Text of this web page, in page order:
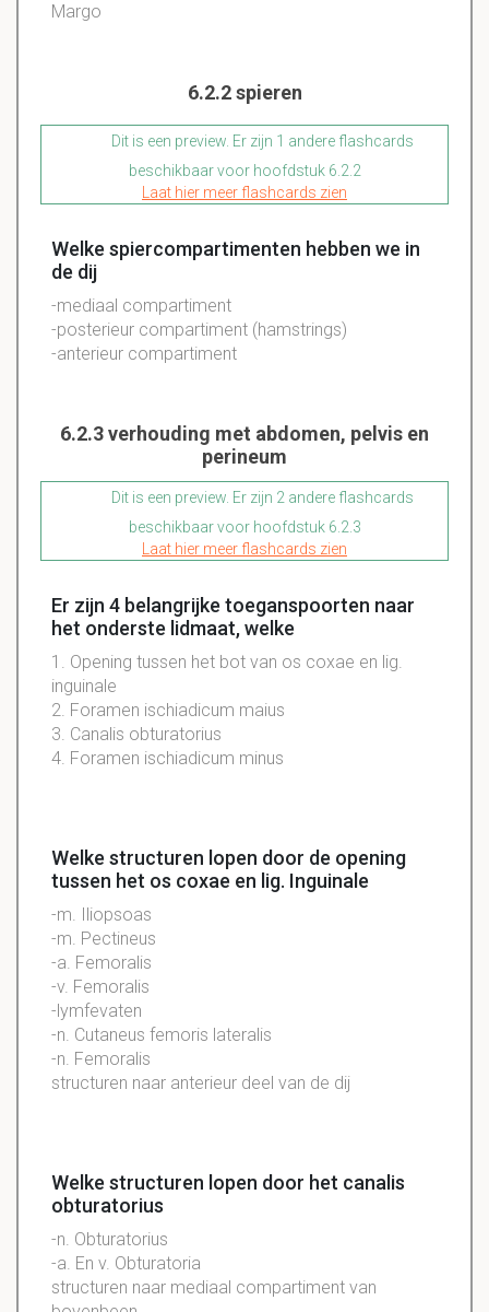
Margo
6.2.2 spieren
Dit is een preview. Er zijn 1 andere flashcards
beschikbaar voor hoofdstuk 6.2.2
Laat hier meer flashcards zien
Welke spiercompartimenten hebben we in
de dij
-mediaal compartiment
-posterieur compartiment (hamstrings)
-anterieur compartiment
6.2.3 verhouding met abdomen, pelvis en
perineum
Dit is een preview. Er zijn 2 andere flashcards
beschikbaar voor hoofdstuk 6.2.3
Laat hier meer flashcards zien
Er zijn 4 belangrijke toeganspoorten naar
het onderste lidmaat, welke
1. Opening tussen het bot van os coxae en lig.
inguinale
2. Foramen ischiadicum maius
3. Canalis obturatorius
4. Foramen ischiadicum minus
Welke structuren lopen door de opening
tussen het os coxae en lig. Inguinale
-m. Iliopsoas
-m. Pectineus
-a. Femoralis
-v. Femoralis
-lymfevaten
-n. Cutaneus femoris lateralis
-n. Femoralis
structuren naar anterieur deel van de dij
Welke structuren lopen door het canalis
obturatorius
-n. Obturatorius
-a. En v. Obturatoria
structuren naar mediaal compartiment van